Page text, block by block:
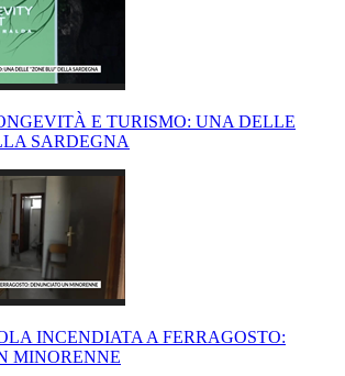
E TURISMO: UNA DELLE
SARDEGNA
INCENDIATA A FERRAGOSTO:
MINORENNE